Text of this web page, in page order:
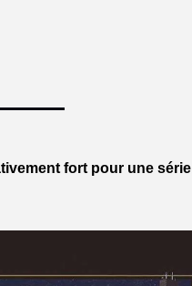
fort pour une série